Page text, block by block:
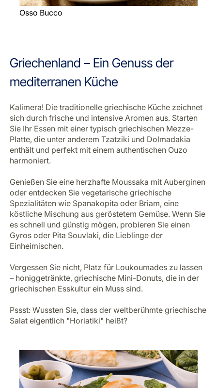
Osso Bucco
Griechenland – Ein Genuss der
mediterranen Küche
Kalimera! Die traditionelle griechische Küche zeichnet
sich durch frische und intensive Aromen aus. Starten
Sie Ihr Essen mit einer typisch griechischen Mezze-
Platte, die unter anderem Tzatziki und Dolmadakia
enthält und perfekt mit einem authentischen Ouzo
harmoniert.
Genießen Sie eine herzhafte Moussaka mit Auberginen
oder entdecken Sie vegetarische griechische
Spezialitäten wie Spanakopita oder Briam, eine
köstliche Mischung aus geröstetem Gemüse. Wenn Sie
es schnell und günstig mögen, probieren Sie einen
Gyros oder Pita Souvlaki, die Lieblinge der
Einheimischen.
Vergessen Sie nicht, Platz für Loukoumades zu lassen
– honiggetränkte, griechische Mini-Donuts, die in der
griechischen Esskultur ein Muss sind.
Pssst: Wussten Sie, dass der weltberühmte griechische
Salat eigentlich "Horiatiki" heißt?